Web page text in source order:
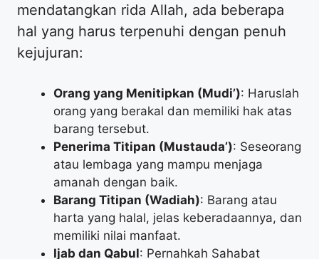
mendatangkan rida Allah, ada beberapa
hal yang harus terpenuhi dengan penuh
kejujuran:
Orang yang Menitipkan (Mudi’): Haruslah
orang yang berakal dan memiliki hak atas
barang tersebut.
Penerima Titipan (Mustauda’): Seseorang
atau lembaga yang mampu menjaga
amanah dengan baik.
Barang Titipan (Wadiah): Barang atau
harta yang halal, jelas keberadaannya, dan
memiliki nilai manfaat.
Ijab dan Qabul: Pernahkah Sahabat